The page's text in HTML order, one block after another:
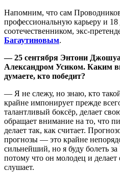
Напомним, что сам
профессиональную карьеру и 18
соотечественником, экс-
Багаутиновым.
— 25 сентября Энтони Джошуа
Александром Усиком. Каким
думаете, кто победит?
— Я не слежу, но знаю, кто
крайне импонирует прежде
талантливый боксёр, делает
обращает внимание на то, что
делает так, как считает.
прогнозы — это крайне
сильнейший, но я буду болеть
потому что он молодец и
слушает.